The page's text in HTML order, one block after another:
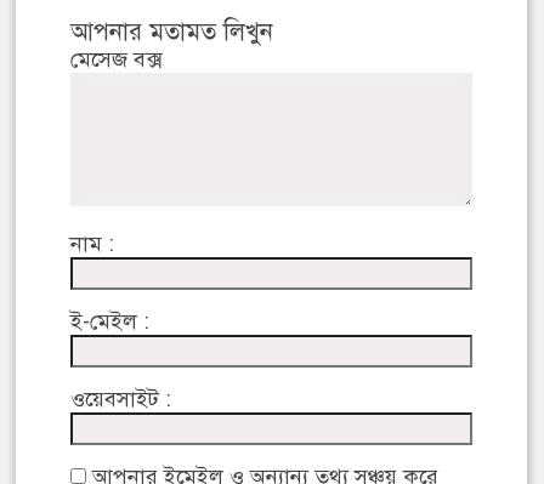
আপনার মতামত লিখুন
মেসেজ বক্স
নাম :
ই-মেইল :
ওয়েবসাইট :
আপনার ইমেইল ও অন্যান্য তথ্য সঞ্চয় করে